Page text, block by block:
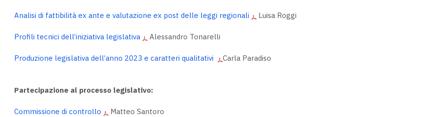
Analisi di fattibilità ex ante e valutazione ex post delle leggi regionali Luisa Roggi
Profili tecnici dell’iniziativa legislativa Alessandro Tonarelli
Produzione legislativa dell’anno 2023 e caratteri qualitativi Carla Paradiso
Partecipazione al processo legislativo:
Commissione di controllo
Matteo Santoro